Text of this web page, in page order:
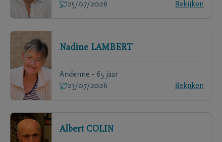
25/07/2026
Bekijken
Nadine LAMBERT
Andenne - 65 jaar
23/07/2026
Bekijken
Albert COLIN